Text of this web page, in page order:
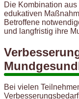
Die Kombination
edukativen
Betroffene
und langfristig ihre
Bei vielen